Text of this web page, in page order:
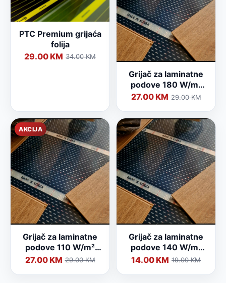
PTC Premium grijaća
folija
29.00 KM 34.00 KM
Grijač za laminatne
podove 180 W/m²
(širine 100 cm)
27.00 KM 29.00 KM
AKCIJA
Grijač za laminatne
podove 110 W/m²
(širine 100 cm)
27.00 KM 29.00 KM
Grijač za laminatne
podove 140 W/m²
(širine 50 cm)
14.00 KM 19.00 KM